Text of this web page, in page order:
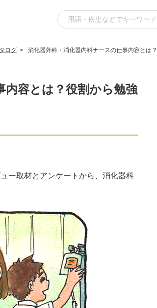
ログ 消化器外科・消化器内科ナースの仕事内容とは
内容とは？役割から勉強
ー取材とアンケートから、消化器科